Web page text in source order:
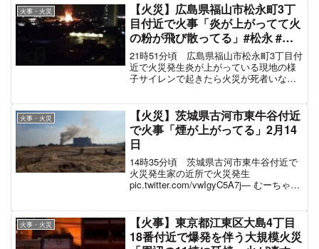
火事・火災
【火災】広島県福山市松永町3丁
目付近で火事「炎が上がってて火
の粉が飛び散ってる」#松永 #福
山 12月3日
21時51分頃 広島県福山市松永町3丁目付
近で火災発生炎が上がっている現地の様
子サイレンで起きたら火災が死者いなけ
Decemb...
火事・火災
【火災】茨城県古河市東牛谷付近
で火事「煙が上がってる」2月14
日
14時35分頃 茨城県古河市東牛谷付近で
火災発生家の近所で火災発生
pic.twitter.com/vwIgyC5A7j— むーちゃん
火事・火災
【火事】東京都江東区大島4丁目
18番付近で爆発を伴う大規模火災